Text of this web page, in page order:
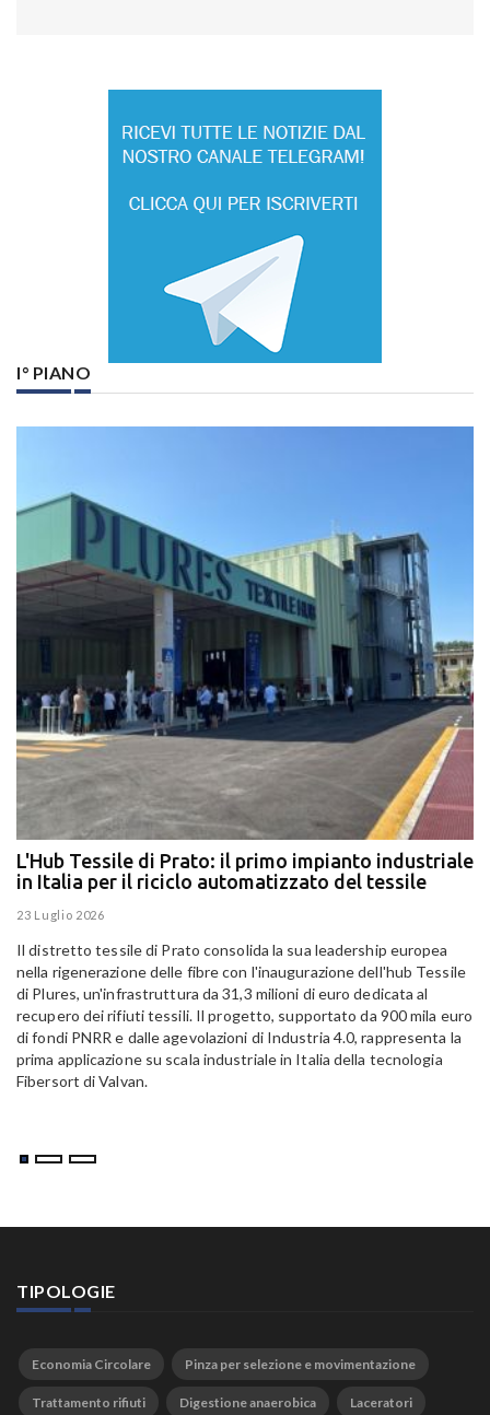
I° PIANO
L'Hub Tessile di Prato: il primo impianto industriale
in Italia per il riciclo automatizzato del tessile
23 Luglio 2026
Il distretto tessile di Prato consolida la sua leadership europea
nella rigenerazione delle fibre con l'inaugurazione dell'hub Tessile
di Plures, un'infrastruttura da 31,3 milioni di euro dedicata al
recupero dei rifiuti tessili. Il progetto, supportato da 900 mila euro
di fondi PNRR e dalle agevolazioni di Industria 4.0, rappresenta la
prima applicazione su scala industriale in Italia della tecnologia
Fibersort di Valvan.
TIPOLOGIE
Economia Circolare Pinza per selezione e movimentazione
Trattamento rifiuti Digestione anaerobica Laceratori